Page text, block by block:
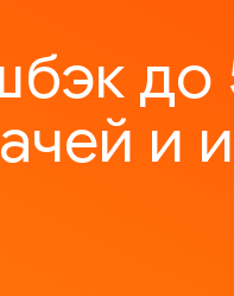
до
и